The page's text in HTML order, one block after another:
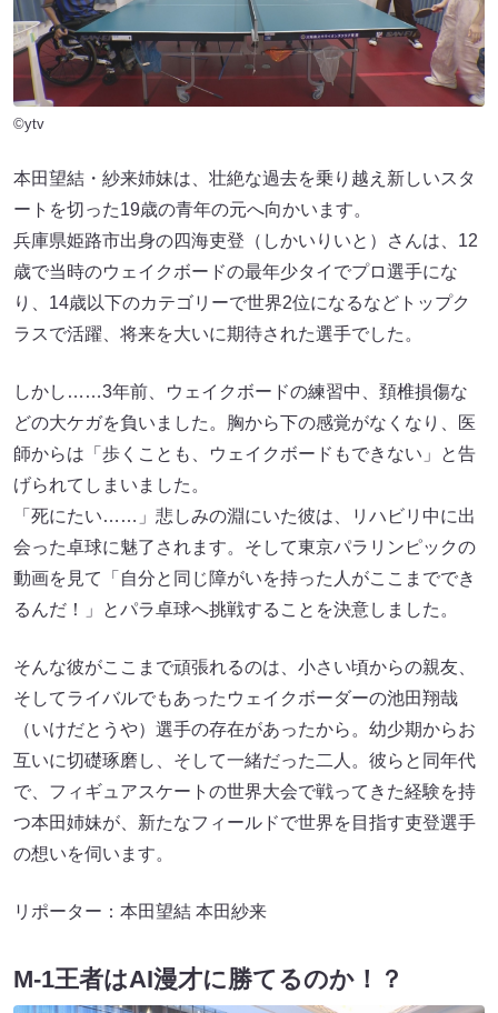
©ytv
本田望結・紗来姉妹は、壮絶な過去を乗り越え新しいスタ
ートを切った19歳の青年の元へ向かいます。
兵庫県姫路市出身の四海吏登（しかいりいと）さんは、12
歳で当時のウェイクボードの最年少タイでプロ選手にな
り、14歳以下のカテゴリーで世界2位になるなどトップク
ラスで活躍、将来を大いに期待された選手でした。
しかし……3年前、ウェイクボードの練習中、頚椎損傷な
どの大ケガを負いました。胸から下の感覚がなくなり、医
師からは「歩くことも、ウェイクボードもできない」と告
げられてしまいました。
「死にたい……」悲しみの淵にいた彼は、リハビリ中に出
会った卓球に魅了されます。そして東京パラリンピックの
動画を見て「自分と同じ障がいを持った人がここまででき
るんだ！」とパラ卓球へ挑戦することを決意しました。
そんな彼がここまで頑張れるのは、小さい頃からの親友、
そしてライバルでもあったウェイクボーダーの池田翔哉
（いけだとうや）選手の存在があったから。幼少期からお
互いに切礎琢磨し、そして一緒だった二人。彼らと同年代
で、フィギュアスケートの世界大会で戦ってきた経験を持
つ本田姉妹が、新たなフィールドで世界を目指す吏登選手
の想いを伺います。
リポーター：本田望結 本田紗来
M-1王者はAI漫才に勝てるのか！？